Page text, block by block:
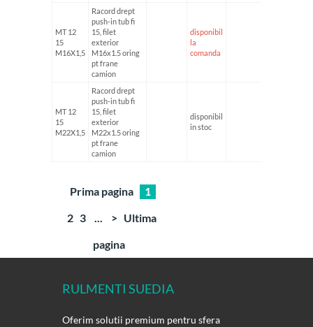
MT 12
15
M16X1,5
Racord drept
push-in tub fi
15, filet
exterior
M16x1.5 oring
pt frane
camion
disponibil
la
comanda
MT 12
15
M22X1,5
Racord drept
push-in tub fi
15, filet
exterior
M22x1.5 oring
pt frane
camion
disponibil
in stoc
Prima pagina
1
2 3 ... > Ultima
pagina
RULMENTI SUEDIA
Oferim solutii premium pentru sfera